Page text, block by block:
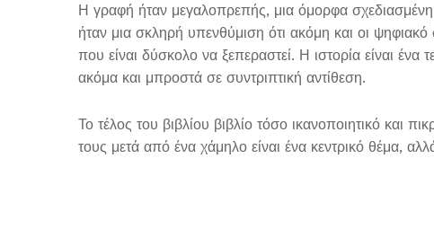
Η γραφή ήταν μεγαλοπρεπής, μια όμορφα
ήταν μια σκληρή υπενθύμιση ότι ακόμη και οι
που είναι δύσκολο να ξεπεραστεί. Η ιστορία είναι
ακόμα και μπροστά σε συντριπτική αντίθεση.
Το τέλος του βιβλίου βιβλίο τόσο ικανοποιητικό
τους μετά από ένα χάμηλο είναι ένα κεντρικό θέμα,